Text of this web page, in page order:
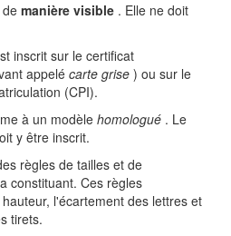
manière visible . Elle ne doit
inscrit sur le certificat
appelé carte grise ) ou sur le
(CPI).
à un modèle homologué . Le
y être inscrit.
règles de tailles et de
constituant. Ces règles
l'écartement des lettres et
tirets.